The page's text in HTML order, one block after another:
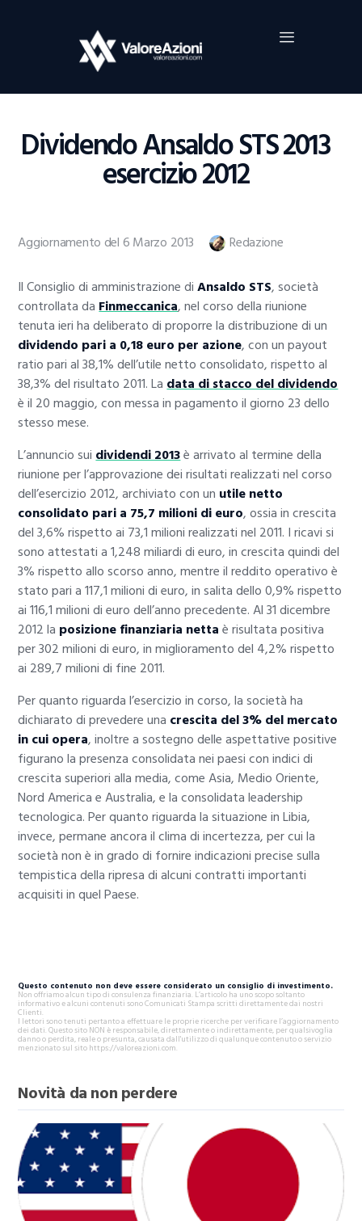
Dividendo Ansaldo STS 2013
esercizio 2012
Home
Investimenti
Borsa
Guide Al Trading
Criptovalute
Aggiornamento del 6 Marzo 2013 Redazione
Il Consiglio di amministrazione diAnsaldo STS, società
controllata daFinmeccanica, nel corso della riunione
tenuta ieri ha deliberato di proporre la distribuzione di un
dividendo pari a 0,18 euro per azione, con un payout
ratio pari al 38,1% dell’utile netto consolidato, rispetto al
38,3% del risultato 2011. Ladata di stacco del dividendo
è il 20 maggio, con messa in pagamento il giorno 23 dello
stesso mese.
L’annuncio suidividendi 2013è arrivato al termine della
riunione per l’approvazione dei risultati realizzati nel corso
dell’esercizio 2012, archiviato con un utile netto
consolidato pari a 75,7 milioni di euro, ossia in crescita
del 3,6% rispetto ai 73,1 milioni realizzati nel 2011. I ricavi si
sono attestati a 1,248 miliardi di euro, in crescita quindi del
3% rispetto allo scorso anno, mentre il reddito operativo è
stato pari a 117,1 milioni di euro, in salita dello 0,9% rispetto
ai 116,1 milioni di euro dell’anno precedente. Al 31 dicembre
2012 la posizione finanziaria nettaè risultata positiva
per 302 milioni di euro, in miglioramento del 4,2% rispetto
ai 289,7 milioni di fine 2011.
Per quanto riguarda l’esercizio in corso, la società ha
dichiarato di prevedere una crescita del 3% del mercato
in cui opera, inoltre a sostegno delle aspettative positive
figurano la presenza consolidata nei paesi con indici di
crescita superiori alla media, come Asia, Medio Oriente,
Nord America e Australia, e la consolidata leadership
tecnologica. Per quanto riguarda la situazione in Libia,
invece, permane ancora il clima di incertezza, per cui la
società non è in grado di fornire indicazioni precise sulla
tempistica della ripresa di alcuni contratti importanti
acquisiti in quel Paese.
Questo contenuto non deve essere considerato un consiglio di investimento.
Non offriamo alcun tipo di consulenza finanziaria. L’articolo ha uno scopo soltanto
informativo e alcuni contenuti sono Comunicati Stampa scritti direttamente dai nostri
Clienti.
I lettori sono tenuti pertanto a effettuare le proprie ricerche per verificare l’aggiornamento
dei dati. Questo sito NON è responsabile, direttamente o indirettamente, per qualsivoglia
danno o perdita, reale o presunta, causata dall'utilizzo di qualunque contenuto o servizio
menzionato sul sito https://valoreazioni.com.
Novità da non perdere